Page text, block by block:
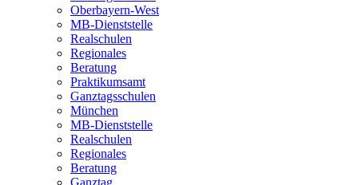
Oberbayern-West
MB-Dienststelle
Realschulen
Regionales
Beratung
Praktikumsamt
Ganztagsschulen
München
MB-Dienststelle
Realschulen
Regionales
Beratung
Ganztag